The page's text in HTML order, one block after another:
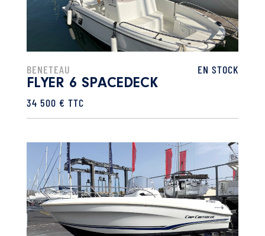
BENETEAU EN STOCK
FLYER 6 SPACEDECK
34 500 € TTC